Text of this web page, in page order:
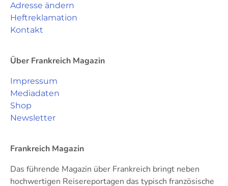
Adresse ändern
Heftreklamation
Kontakt
Über Frankreich Magazin
Impressum
Mediadaten
Shop
Newsletter
Frankreich Magazin
Das führende Magazin über Frankreich bringt neben
hochwertigen Reisereportagen das typisch französische